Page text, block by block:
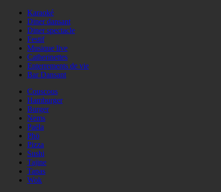
Karaoké
Diner dansant
Diner spectacle
Festif
Musique live
Catherinettes
Enterrements de vie
Bar Dansant
Couscous
Hamburger
Burger
Nems
Paëla
Phö
Pizza
Sushi
Tajine
Tapas
Wok